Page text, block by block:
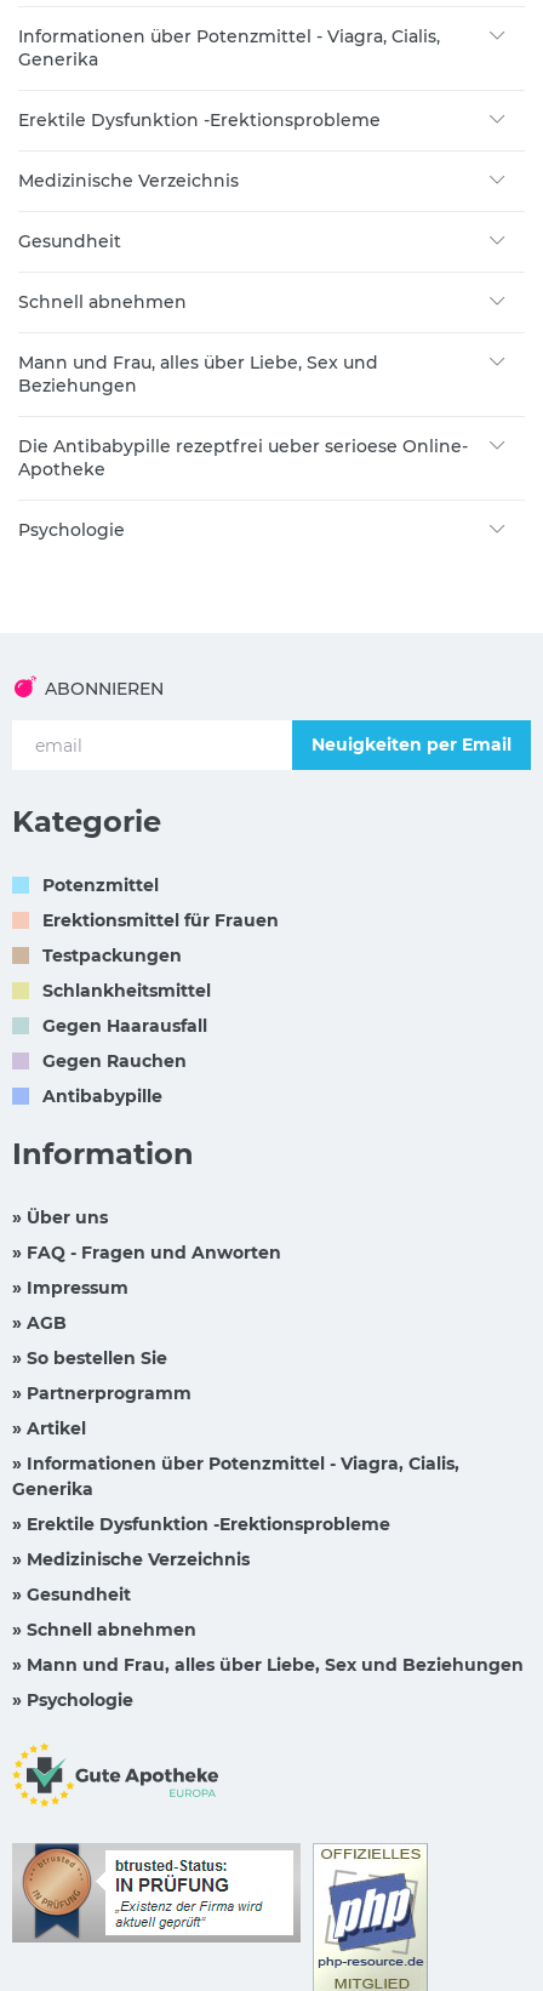
Informationen über Potenzmittel - Viagra, Cialis,
Generika
Erektile Dysfunktion -Erektionsprobleme
Medizinische Verzeichnis
Gesundheit
Schnell abnehmen
Mann und Frau, alles über Liebe, Sex und
Beziehungen
Die Antibabypille rezeptfrei ueber serioese Online-
Apotheke
Psychologie
ABONNIEREN
Neuigkeiten per Email
Kategorie
Potenzmittel
Erektionsmittel für Frauen
Testpackungen
Schlankheitsmittel
Gegen Haarausfall
Gegen Rauchen
Antibabypille
Information
» Über uns
» FAQ - Fragen und Anworten
» Impressum
» AGB
» So bestellen Sie
» Partnerprogramm
» Artikel
» Informationen über Potenzmittel - Viagra, Cialis,
Generika
» Erektile Dysfunktion -Erektionsprobleme
» Medizinische Verzeichnis
» Gesundheit
» Schnell abnehmen
» Mann und Frau, alles über Liebe, Sex und Beziehungen
» Psychologie